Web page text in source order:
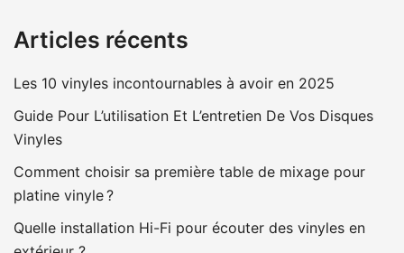
Articles récents
Les 10 vinyles incontournables à avoir en 2025
Guide Pour L’utilisation Et L’entretien De Vos Disques
Vinyles
Comment choisir sa première table de mixage pour
platine vinyle ?
Quelle installation Hi-Fi pour écouter des vinyles en